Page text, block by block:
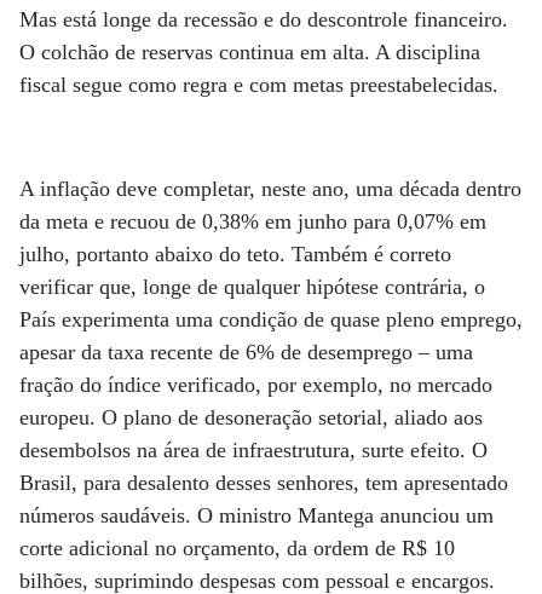
Mas está longe da recessão e do descontrole financeiro.
O colchão de reservas continua em alta. A disciplina
fiscal segue como regra e com metas preestabelecidas.
A inflação deve completar, neste ano, uma década dentro
da meta e recuou de 0,38% em junho para 0,07% em
julho, portanto abaixo do teto. Também é correto
verificar que, longe de qualquer hipótese contrária, o
País experimenta uma condição de quase pleno emprego,
apesar da taxa recente de 6% de desemprego – uma
fração do índice verificado, por exemplo, no mercado
europeu. O plano de desoneração setorial, aliado aos
desembolsos na área de infraestrutura, surte efeito. O
Brasil, para desalento desses senhores, tem apresentado
números saudáveis. O ministro Mantega anunciou um
corte adicional no orçamento, da ordem de R$ 10
bilhões, suprimindo despesas com pessoal e encargos.